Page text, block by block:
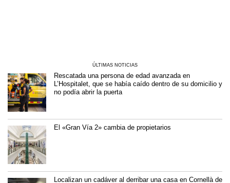
ÚLTIMAS NOTICIAS
Rescatada una persona de edad avanzada en
L’Hospitalet, que se había caído dentro de su domicilio y
no podía abrir la puerta
El «Gran Vía 2» cambia de propietarios
Localizan un cadáver al derribar una casa en Cornellà de